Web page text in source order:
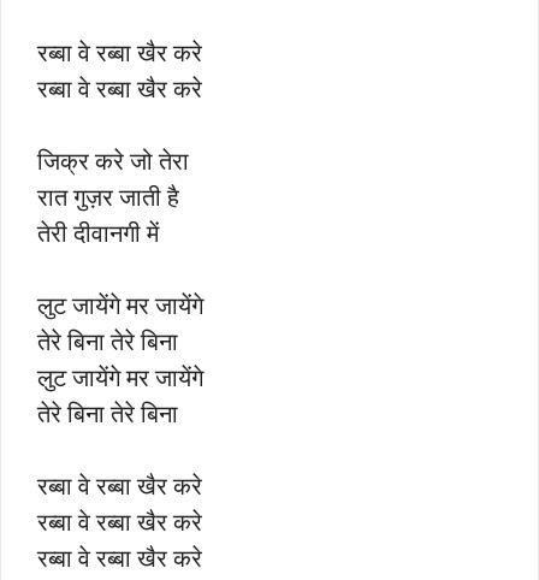
रब्बा वे रब्बा खैर करे
रब्बा वे रब्बा खैर करे
जिक्र करे जो तेरा
रात गुज़र जाती है
तेरी दीवानगी में
लुट जायेंगे मर जायेंगे
तेरे बिना तेरे बिना
लुट जायेंगे मर जायेंगे
तेरे बिना तेरे बिना
रब्बा वे रब्बा खैर करे
रब्बा वे रब्बा खैर करे
रब्बा वे रब्बा खैर करे